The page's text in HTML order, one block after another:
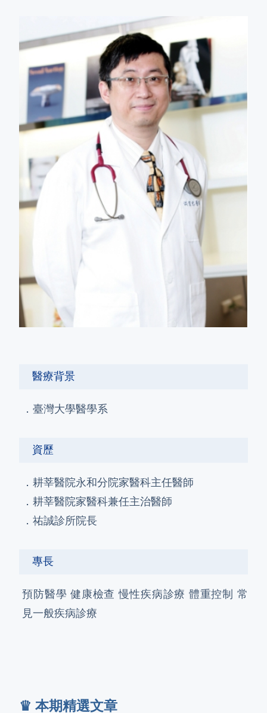
醫療背景
．臺灣大學醫學系
資歷
．耕莘醫院永和分院家醫科主任醫師
．耕莘醫院家醫科兼任主治醫師
．祐誠診所院長
專長
預防醫學 健康檢查 慢性疾病診療 體重控制 常
見一般疾病診療
♛ 本期精選文章